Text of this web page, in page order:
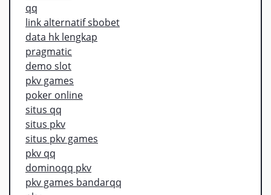
qq
link alternatif sbobet
data hk lengkap
pragmatic
demo slot
pkv games
poker online
situs qq
situs pkv
situs pkv games
pkv qq
dominoqq pkv
pkv games bandarqq